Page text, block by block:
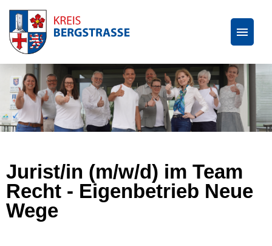
Wir als Arbeitgeber
Ausbildung und duales Studium
Jurist/in (m/w/d) im Team
Recht - Eigenbetrieb Neue
Wege